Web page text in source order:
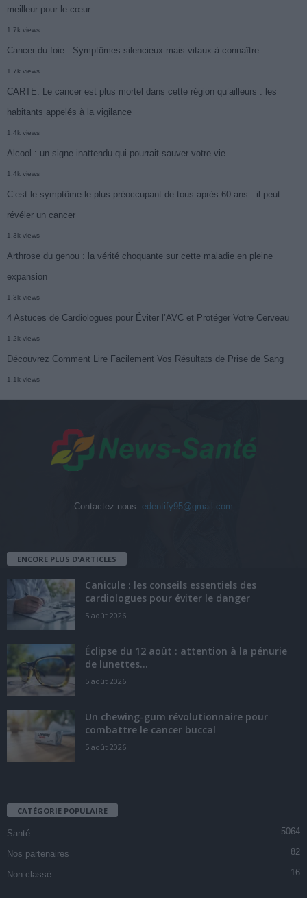
meilleur pour le cœur
1.7k views
Cancer du foie : Symptômes silencieux mais vitaux à connaître
1.7k views
CARTE. Le cancer est plus mortel dans cette région qu’ailleurs : les
habitants appelés à la vigilance
1.4k views
Alcool : un signe inattendu qui pourrait sauver votre vie
1.4k views
C’est le symptôme le plus préoccupant de tous après 60 ans : il peut
révéler un cancer
1.3k views
Arthrose du genou : la vérité choquante sur cette maladie en pleine
expansion
1.3k views
4 Astuces de Cardiologues pour Éviter l’AVC et Protéger Votre Cerveau
1.2k views
Découvrez Comment Lire Facilement Vos Résultats de Prise de Sang
1.1k views
Contactez-nous: edentify95@gmail.com
ENCORE PLUS D'ARTICLES
Canicule : les conseils essentiels des
cardiologues pour éviter le danger
5 août 2026
Éclipse du 12 août : attention à la pénurie
de lunettes...
5 août 2026
Un chewing-gum révolutionnaire pour
combattre le cancer buccal
5 août 2026
CATÉGORIE POPULAIRE
Santé 5064
Nos partenaires 82
Non classé 16